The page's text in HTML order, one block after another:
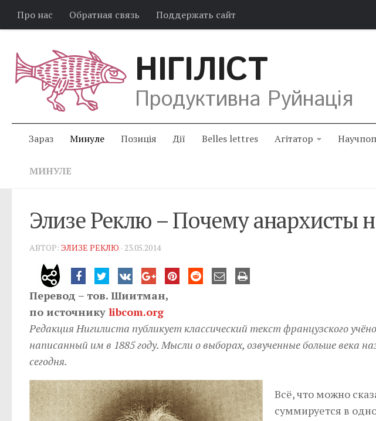
Про нас Обратная связь Поддержать сайт
НІГІЛІСТ
Продуктивна Руйнація
Зараз Минуле Позиція Дії Belles lettres Агітатор Научпоп
МИНУЛЕ
Элизе Реклю – Почему анархисты
АВТОР: ЭЛИЗЕ РЕКЛЮ · 23.05.2014
Перевод – тов. Шиитман,
по источнику libcom.org
Редакция Нигилиста публикует классический текст французского
написанный им в 1885 году. Мысли о выборах, озвученные больше века
сегодня.
Всё, что можно
суммируется в